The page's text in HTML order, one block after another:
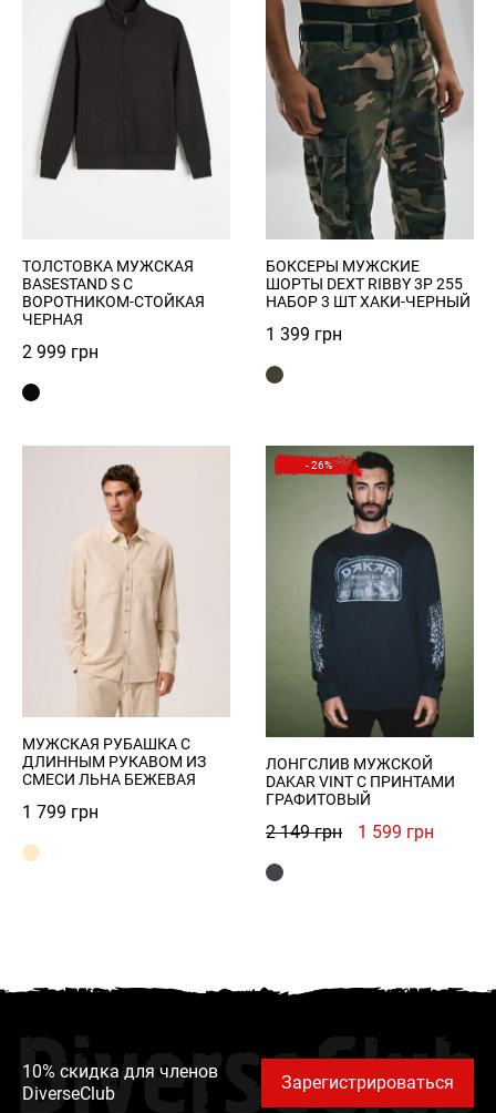
ТОЛСТОВКА МУЖСКАЯ
BASESTAND S С
ВОРОТНИКОМ-СТОЙКАЯ
ЧЕРНАЯ
2 999 грн
БОКСЕРЫ МУЖСКИЕ
ШОРТЫ DEXT RIBBY 3P 255
НАБОР 3 ШТ ХАКИ-ЧЕРНЫЙ
1 399 грн
МУЖСКАЯ РУБАШКА С
ДЛИННЫМ РУКАВОМ ИЗ
СМЕСИ ЛЬНА БЕЖЕВАЯ
1 799 грн
- 26%
ЛОНГСЛИВ МУЖСКОЙ
DAKAR VINT С ПРИНТАМИ
ГРАФИТОВЫЙ
2 149грн
Первоначальная
1 599 грн
10% скидка для членов
DiverseClub
DiverseClub
Зарегистрироваться
Privacy Policy
Register
Remember Password?
ВОССТАНОВЛЕНИЕ ПАРОЛЯ
СКОРО НА САЙТЕ